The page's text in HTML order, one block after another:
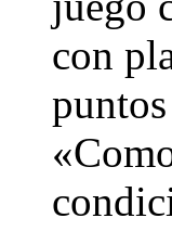
con